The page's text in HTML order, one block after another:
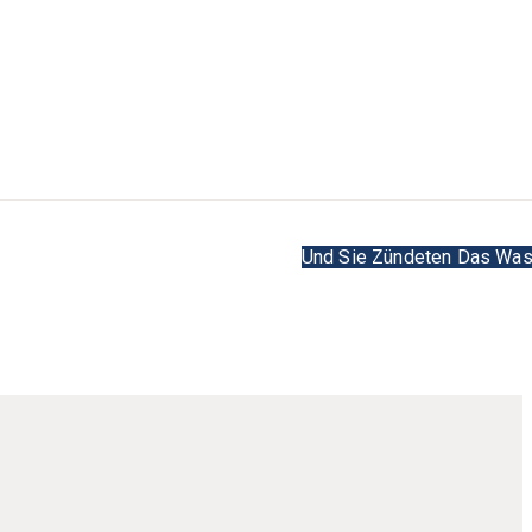
Und Sie Zündeten Das